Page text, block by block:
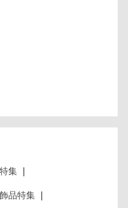
集
品特集